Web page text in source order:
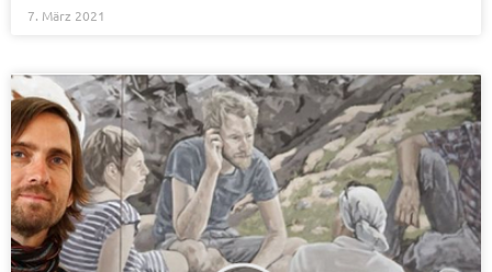
7. März 2021